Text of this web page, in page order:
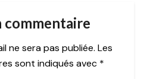
commentaire
ne sera pas publiée. Les
sont indiqués avec *